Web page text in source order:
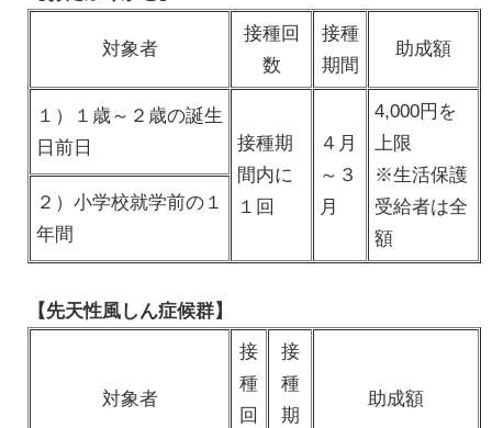
対象者
接種回
数
接種
期間
助成額
１）１歳～２歳の誕生
日前日
接種期
間内に
１回
４月
～３
月
4,000円を
上限
※生活保護
受給者は全
額
２）小学校就学前の１
年間
【先天性風しん症候群】
対象者
接
種
回
接
種
期
助成額